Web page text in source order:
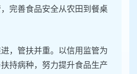
完善食品安全从农田到餐桌
进，管扶并重。以信用监管为
持病种，努力提升食品生产